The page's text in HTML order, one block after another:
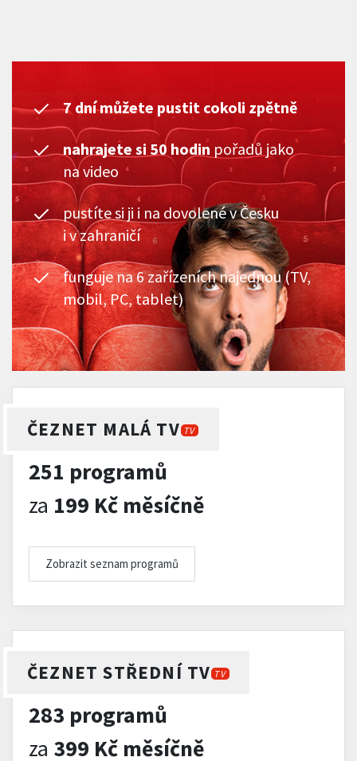
7 dní můžete pustit cokoli zpětně
nahrajete si 50 hodin pořadů jako
na video
pustíte si ji i na dovolené v Česku
i v zahraničí
funguje na 6 zařízeních najednou (TV,
mobil, PC, tablet)
ČEZNET MALÁ TV TV
251 programů
za 199 Kč měsíčně
Zobrazit seznam programů
ČEZNET STŘEDNÍ TV TV
283 programů
za 399 Kč měsíčně